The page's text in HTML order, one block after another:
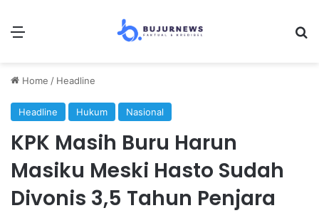
Menu
Home / Headline
Headline Hukum Nasional
KPK Masih Buru Harun
Masiku Meski Hasto Sudah
Divonis 3,5 Tahun Penjara